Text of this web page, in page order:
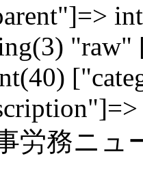
"raw"
労務ニュ